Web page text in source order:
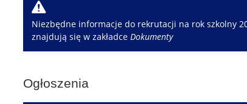
W
Niezbędne informacje do rekrutacji na rok szkolny
znajdują się w zakładce Dokumenty
Ogłoszenia